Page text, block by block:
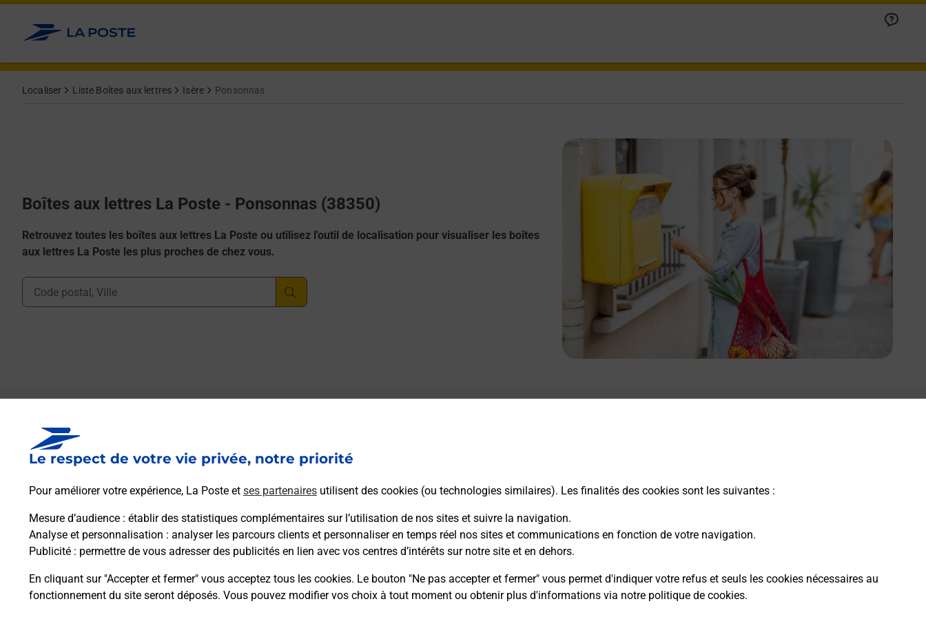
Le respect de votre vie privée, notre priorité
Pour améliorer votre expérience, La Poste et ses partenaires utilisent des cookies (ou technologies similaires). Les finalités des cookies sont les suivantes :
Mesure d’audience : établir des statistiques complémentaires sur l’utilisation de nos sites et suivre la navigation.
Analyse et personnalisation : analyser les parcours clients et personnaliser en temps réel nos sites et communications en fonction de votre navigation.
Publicité : permettre de vous adresser des publicités en lien avec vos centres d’intérêts sur notre site et en dehors.
En cliquant sur "Accepter et fermer" vous acceptez tous les cookies. Le bouton "Ne pas accepter et fermer" vous permet d'indiquer votre refus et seuls les cookies nécessaires au
fonctionnement du site seront déposés. Vous pouvez modifier vos choix à tout moment ou obtenir plus d'informations via notre politique de cookies.
Allez au contenu
Localiser Liste Boîtes aux lettres Isère Ponsonnas
Boîtes aux lettres La Poste - Ponsonnas (38350)
Retrouvez toutes les boîtes aux lettres La Poste ou utilisez l'outil de localisation pour visualiser les boîtes
aux lettres La Poste les plus proches de chez vous.
Ville, Département, Code Postal
Boîte aux lettres La Poste
Prochaine collecte du courrier lundià 08h30
Rue Des Fontaines
Itinéraire